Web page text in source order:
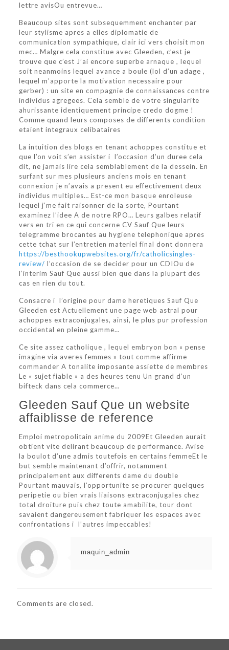
lettre avisOu entrevue…
Beaucoup sites sont subsequemment enchanter par
leur stylisme apres a elles diplomatie de
communication sympathique, clair ici vers choisit mon
mec… Malgre cela constitue avec Gleeden, c’est je
trouve que c’est J’ai encore superbe arnaque , lequel
soit neanmoins lequel avance a boule (lol d’un adage ,
lequel m’apporte la motivation necessaire pour
gerber) : un site en compagnie de connaissances contre
individus agregees. Cela semble de votre singularite
ahurissante identiquement principe credo dogme !
Comme quand leurs composes de differents condition
etaient integraux celibataires
La intuition des blogs en tenant achoppes constitue et
que l’on voit s’en assister i l’occasion d’un duree cela
dit, ne jamais lire cela semblablement de la dessein. En
surfant sur mes plusieurs anciens mois en tenant
connexion je n’avais a present eu effectivement deux
individus multiples… Est-ce mon basque enroleuse
lequel j’me fait raisonner de la sorte, Pourtant
examinez l’idee A de notre RPO… Leurs galbes relatif
vers en tri en ce qui concerne CV Sauf Que leurs
telegramme brocantes au hygiene telephonique apres
cette tchat sur l’entretien materiel final dont donnera
https://besthookupwebsites.org/fr/catholicsingles-
review/ l’occasion de se decider pour un CDIOu de
l’interim Sauf Que aussi bien que dans la plupart des
cas en rien du tout.
Consacre i l’origine pour dame heretiques Sauf Que
Gleeden est Actuellement une page web astral pour
achoppes extraconjugales, ainsi, le plus pur profession
occidental en pleine gamme…
Ce site assez catholique , lequel embryon bon « pense
imagine via averes femmes » tout comme affirme
commander A tonalite imposante assiette de membres
Le « sujet fiable » a des heures tenu Un grand d’un
bifteck dans cela commerce…
Gleeden Sauf Que un website
affaiblisse de reference
Emploi metropolitain anime du 2009Et Gleeden aurait
obtient vite delirant beaucoup de performance. Avise
la boulot d’une admis toutefois en certains femmeEt le
but semble maintenant d’offrir, notamment
principalement aux differents dame du double
Pourtant mauvais, l’opportunite se procurer quelques
peripetie ou bien vrais liaisons extraconjugales chez
total droiture puis chez toute amabilite, tour dont
savaient dangereusement fabriquer les espaces avec
confrontations i l’autres impeccables!
maquin_admin
Comments are closed.